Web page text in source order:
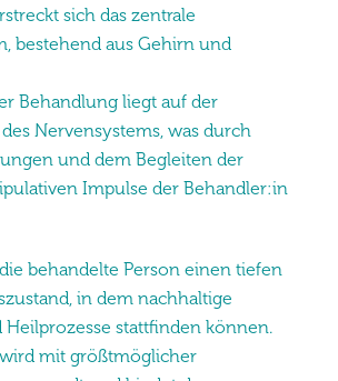
sich das zentrale
bestehend aus Gehirn und
Behandlung liegt auf der
Nervensystems, was durch
und dem Begleiten der
Impulse der Behandler:in
behandelte Person einen tiefen
in dem nachhaltige
stattfinden können.
mit größtmöglicher